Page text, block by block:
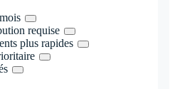
requise
plus rapides